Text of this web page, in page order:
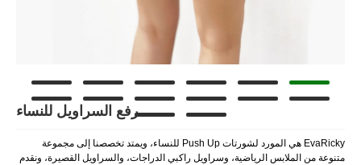
رفع السراويل للنساء
EvaRicky هي المورد لشورتات Push Up للنساء، ويمتد تخصصنا إلى مجموعة
وسراويل راكبي الدراجات، والسراويل القصيرة، ونقدم